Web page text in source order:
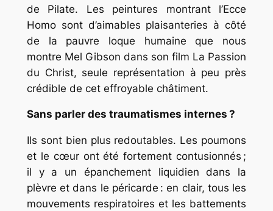
de Pilate. Les peintures montrant l’Ecce
Homosont d’aimables plaisanteries à côté
de la pauvre loque humaine que nous
montre Mel Gibson dans son film La Passion
du Christ, seule représentation à peu près
crédible de cet effroyable châtiment.
Sans parler des traumatismes internes ?
Ils sont bien plus redoutables. Les poumons
et le cœur ont été fortement contusionnés ;
il y a un épanchement liquidien dans la
plèvre et dans le péricarde : en clair, tous les
mouvements respiratoires et les battements